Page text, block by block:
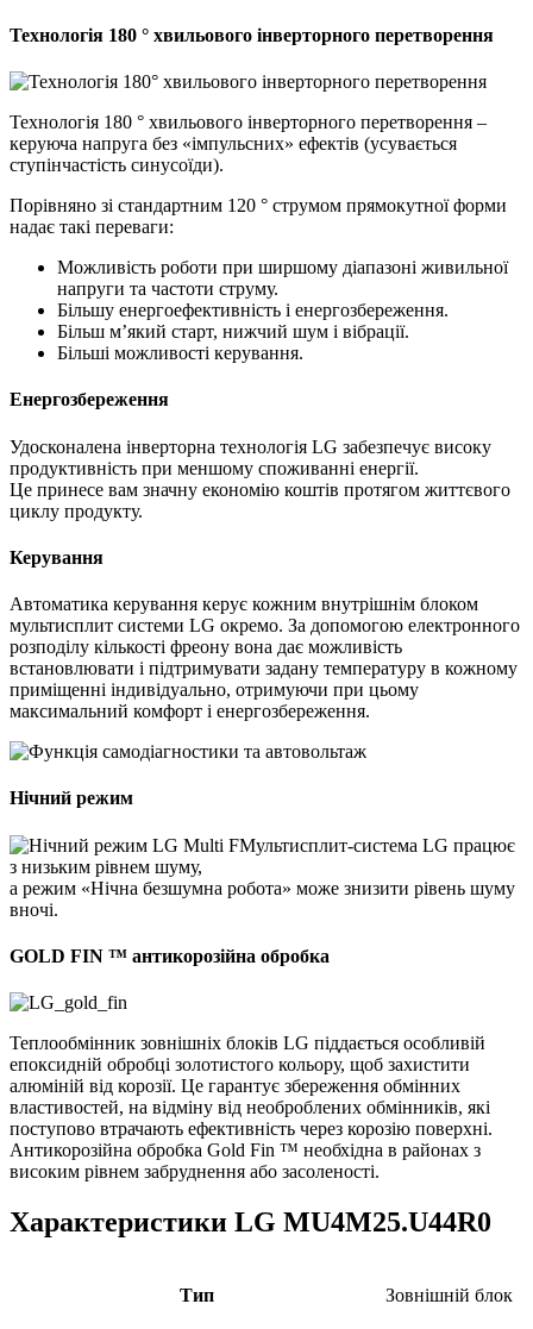
Технологія 180 ° хвильового інверторного перетворення
Технологія 180 ° хвильового інверторного перетворення –
керуюча напруга без «імпульсних» ефектів (усувається
ступінчастість синусоїди).
Порівняно зі стандартним 120 ° струмом прямокутної форми
надає такі переваги:
Можливість роботи при ширшому діапазоні живильної
напруги та частоти струму.
Більшу енергоефективність і енергозбереження.
Більш м’який старт, нижчий шум і вібрації.
Більші можливості керування.
Енергозбереження
Удосконалена інверторна технологія LG забезпечує високу
продуктивність при меншому споживанні енергії.
Це принесе вам значну економію коштів протягом життєвого
циклу продукту.
Керування
Автоматика керування керує кожним внутрішнім блоком
мультисплит системи LG окремо. За допомогою електронного
розподілу кількості фреону вона дає можливість
встановлювати і підтримувати задану температуру в кожному
приміщенні індивідуально, отримуючи при цьому
максимальний комфорт і енергозбереження.
Нічний режим
Мультисплит-система LG працює
з низьким рівнем шуму,
а режим «Нічна безшумна робота» може знизити рівень шуму
вночі.
GOLD FIN ™ антикорозійна обробка
Теплообмінник зовнішніх блоків LG піддається особливій
епоксидній обробці золотистого кольору, щоб захистити
алюміній від корозії. Це гарантує збереження обмінних
властивостей, на відміну від необроблених обмінників, які
поступово втрачають ефективність через корозію поверхні.
Антикорозійна обробка Gold Fin ™ необхідна в районах з
високим рівнем забруднення або засоленості.
Характеристики LG MU4M25.U44R0
Тип Зовнішній блок